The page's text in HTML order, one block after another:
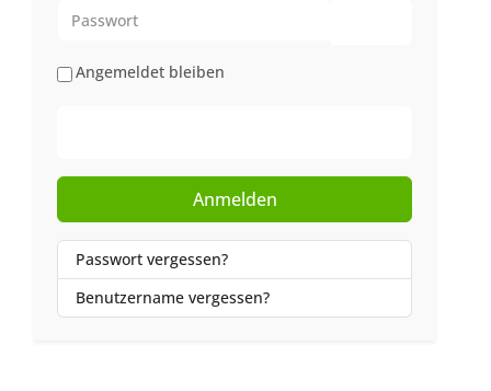
Angemeldet bleiben
Anmelden
Passwort vergessen?
Benutzername vergessen?